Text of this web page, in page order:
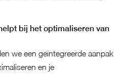
bij het optimaliseren van
we een geïntegreerde aanpak
en je